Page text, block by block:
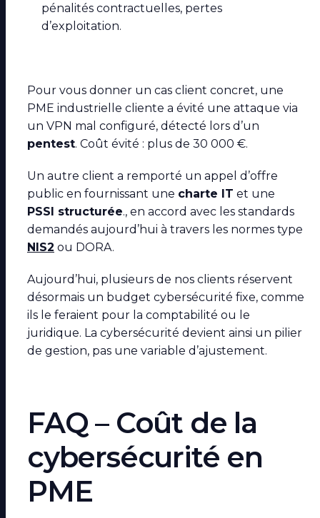
pénalités contractuelles, pertes
d’exploitation.
Pour vous donner un cas client concret, une
PME industrielle cliente a évité une attaque via
un VPN mal configuré, détecté lors d’un
pentest. Coût évité : plus de 30 000 €.
Un autre client a remporté un appel d’offre
public en fournissant une charte IT et une
PSSI structurée., en accord avec les standards
demandés aujourd’hui à travers les normes type
NIS2 ou DORA.
Aujourd’hui, plusieurs de nos clients réservent
désormais un budget cybersécurité fixe, comme
ils le feraient pour la comptabilité ou le
juridique. La cybersécurité devient ainsi un pilier
de gestion, pas une variable d’ajustement.
FAQ – Coût de la
cybersécurité en
PME